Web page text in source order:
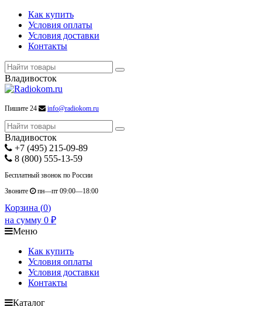
Как купить
Условия оплаты
Условия доставки
Контакты
Владивосток
Пишите 24 info@radiokom.ru
Владивосток
+7 (495) 215-09-89
8 (800) 555-13-59
Бесплатный звонок по России
Звоните
пн—пт 09:00—18:00
Корзина (0)
на сумму 0 ₽
Меню
Как купить
Условия оплаты
Условия доставки
Контакты
Каталог